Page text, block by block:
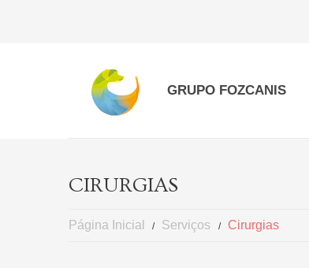
GRUPO FOZCANIS
CIRURGIAS
Página Inicial Serviços Cirurgias